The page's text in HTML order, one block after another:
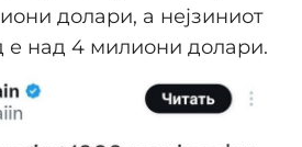
долари, а нејзиниот
е над 4 милиони долари.